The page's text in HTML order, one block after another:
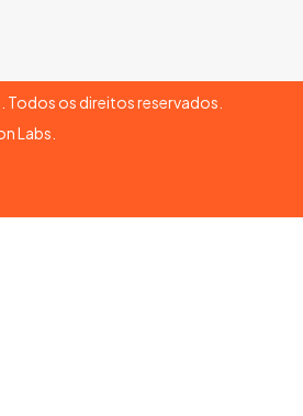
Todos os direitos reservados.
Labs